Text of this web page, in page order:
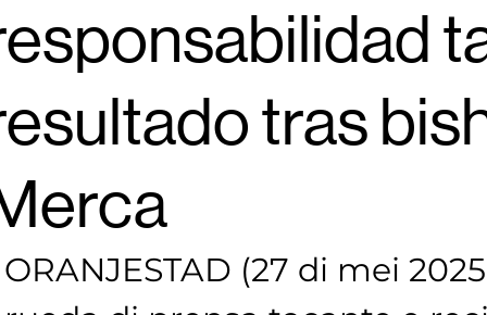
tras
ORANJESTAD (27 di mei